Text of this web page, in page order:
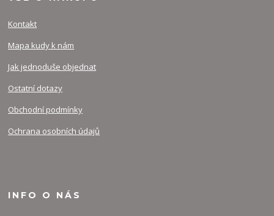
Kontakt
Mapa kudy k nám
Jak jednoduše objednat
Ostatní dotazy
Obchodní podmínky
Ochrana osobních údajů
INFO O NÁS